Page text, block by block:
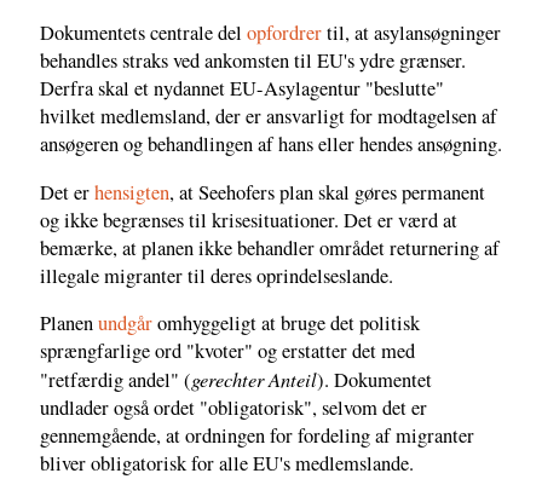
Dokumentets centrale del opfordrertil, at asylansøgninger
behandles straks ved ankomsten til EU's ydre grænser.
Derfra skal et nydannet EU-Asylagentur "beslutte"
hvilket medlemsland, der er ansvarligt for modtagelsen af
ansøgeren og behandlingen af hans eller hendes ansøgning.
Det erhensigten, at Seehofers plan skal gøres permanent
og ikke begrænses til krisesituationer. Det er værd at
bemærke, at planen ikke behandler området returnering af
illegale migranter til deres oprindelseslande.
Planenundgåromhyggeligt at bruge det politisk
sprængfarlige ord "kvoter" og erstatter det med
"retfærdig andel" (gerechter Anteil). Dokumentet
undlader også ordet "obligatorisk", selvom det er
gennemgående, at ordningen for fordeling af migranter
bliver obligatorisk for alle EU's medlemslande.